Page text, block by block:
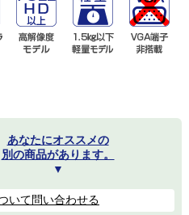
あなたにオススメの
別の商品があります。
▼
いて問い合わせる